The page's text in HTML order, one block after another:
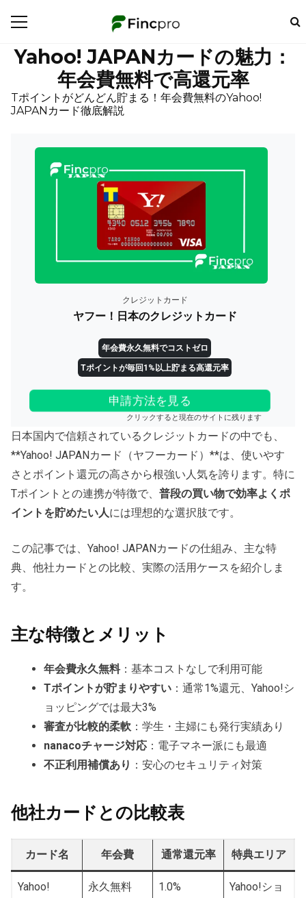
Yahoo! JAPANカードの魅力：
年会費無料で高還元率
Tポイントがどんどん貯まる！年会費無料のYahoo!
JAPANカード徹底解説
クレジットカード
ヤフー！日本のクレジットカード
年会費永久無料でコストゼロ
Tポイントが毎回1%以上貯まる高還元率
申請方法を見る
クリックすると現在のサイトに残ります
日本国内で信頼されているクレジットカードの中でも、
**Yahoo! JAPANカード（ヤフーカード）**は、使いやす
さとポイント還元の高さから根強い人気を誇ります。特に
Tポイントとの連携が特徴で、 普段の買い物で効率よくポ
イントを貯めたい人には理想的な選択肢です。
この記事では、Yahoo! JAPANカードの仕組み、主な特
典、他社カードとの比較、実際の活用ケースを紹介しま
す。
主な特徴とメリット
年会費永久無料：基本コストなしで利用可能
Tポイントが貯まりやすい ：通常1%還元、Yahoo!シ
ョッピングでは最大3%
審査が比較的柔軟 ：学生・主婦にも発行実績あり
nanacoチャージ対応 ：電子マネー派にも最適
不正利用補償あり ：安心のセキュリティ対策
他社カードとの比較表
カード名 年会費 通常還元率 特典エリア
Yahoo!
永久無料 1.0%
Yahoo!ショ